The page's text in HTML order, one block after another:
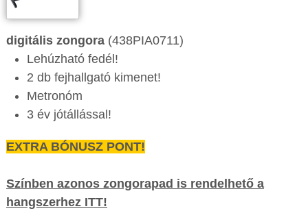
digitális zongora (438PIA0711)
Lehúzható fedél!
2 db fejhallgató kimenet!
Metronóm
3 év jótállással!
EXTRA BÓNUSZ PONT!
Színben azonos zongorapad is rendelhető a
hangszerhez ITT!